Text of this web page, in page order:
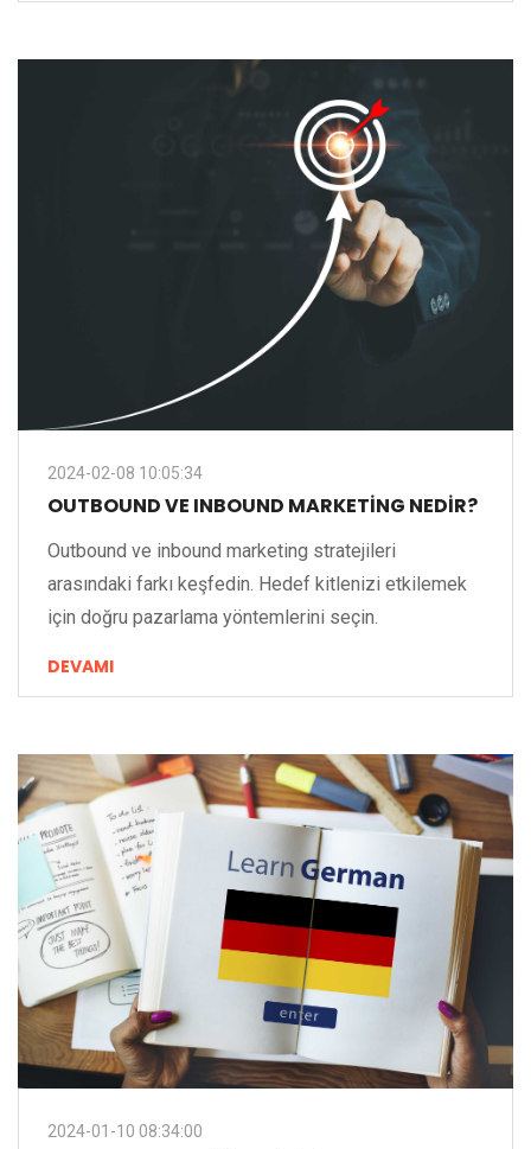
2024-02-08 10:05:34
OUTBOUND VE INBOUND MARKETING NEDIR?
Outbound ve inbound marketing stratejileri
arasındaki farkı keşfedin. Hedef kitlenizi etkilemek
için doğru pazarlama yöntemlerini seçin.
DEVAMI
2024-01-10 08:34:00